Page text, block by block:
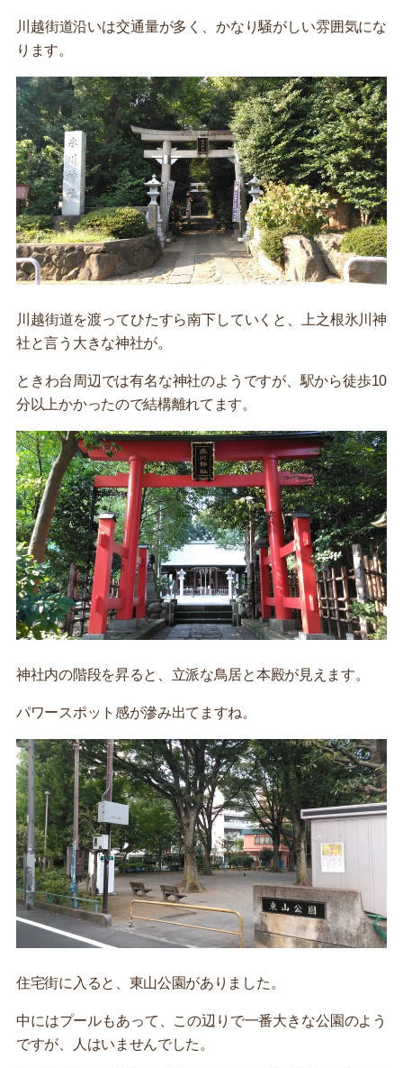
川越街道沿いは交通量が多く、かなり騒がしい雰囲気にな
ります。
川越街道を渡ってひたすら南下していくと、上之根氷川神
社と言う大きな神社が。
ときわ台周辺では有名な神社のようですが、駅から徒歩10
分以上かかったので結構離れてます。
神社内の階段を昇ると、立派な鳥居と本殿が見えます。
パワースポット感が滲み出てますね。
住宅街に入ると、東山公園がありました。
中にはプールもあって、この辺りで一番大きな公園のよう
ですが、人はいませんでした。